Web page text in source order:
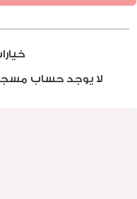
لا يوجد حساب